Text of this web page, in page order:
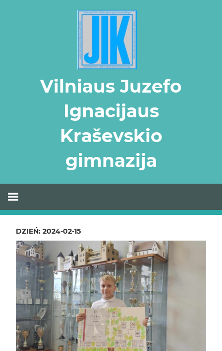
Vilniaus Juzefo
Ignacijaus
Kraševskio
gimnazija
DZIEŃ: 2024-02-15